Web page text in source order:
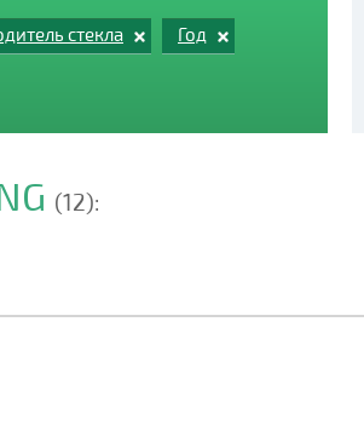
стекла Год
(12):